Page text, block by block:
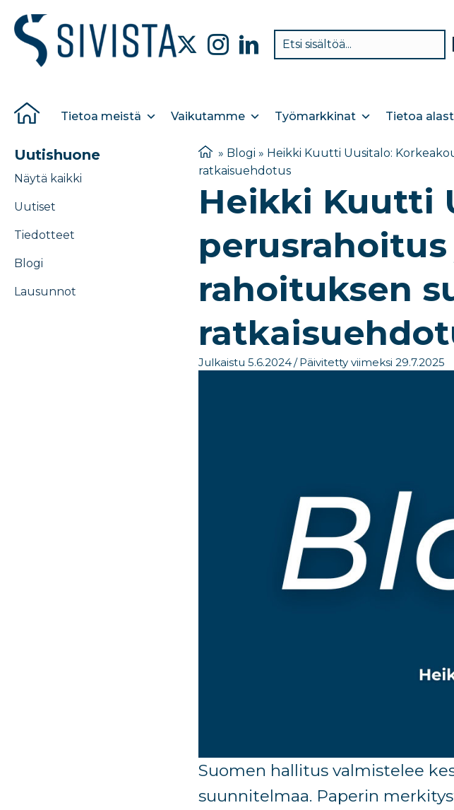
Tietoa meistä Vaikutamme Työmarkkinat Tietoa
Uutishuone
Näytä kaikki
Uutiset
Tiedotteet
Blogi
Lausunnot
» Blogi » Heikki Kuutti Uusitalo:
ratkaisuehdotus
Heikki Kuutti
rahoituksen
Julkaistu 5.6.2024/ Päivitetty viimeksi 29.7.2025
Suomen hallitus valmistelee
suunnitelmaa. Paperin